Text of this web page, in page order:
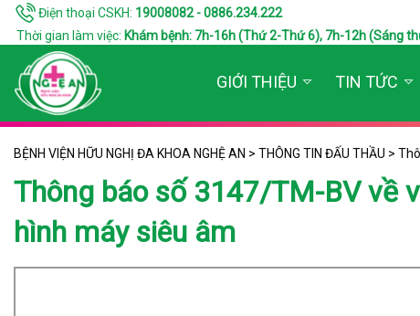
Điện thoại CSKH: 19008082 - 0886.234.222
Thời gian làm việc: Khám bệnh: 7h-16h (Thứ 2-Thứ 6), 7h-12h (Sáng
GIỚI THIỆU TIN TỨC
BỆNH VIỆN HỮU NGHỊ ĐA KHOA NGHỆ AN > THÔNG TIN ĐẤU THẦU >
Thông báo số 3147/TM-BV về
hình máy siêu âm